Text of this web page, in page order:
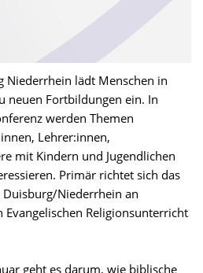
Niederrhein lädt Menschen in
neuen Fortbildungen ein. In
werden Themen
Lehrer:innen,
mit Kindern und Jugendlichen
Primär richtet sich das
Duisburg/Niederrhein an
Evangelischen Religionsunterricht
geht es darum, wie biblische